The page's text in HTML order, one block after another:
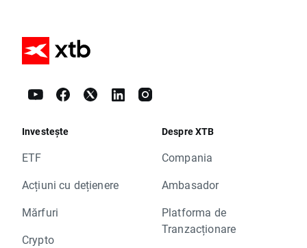
Investește
ETF
Acțiuni cu dețienere
Mărfuri
Crypto
Despre XTB
Compania
Ambasador
Platforma de
Tranzacționare